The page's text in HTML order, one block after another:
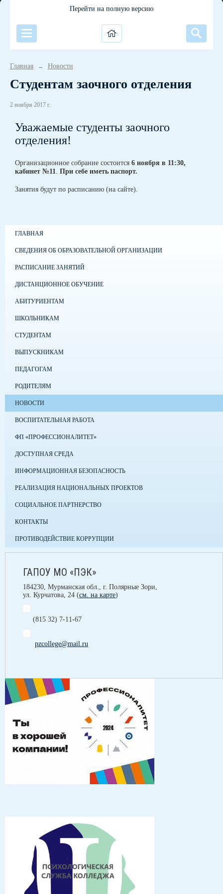
Перейти на полную версию
Главная → Новости
Студентам заочного отделения
2 ноября 2017 г.
Уважаемые студенты заочного
отделения!
Организационное собрание состоится 6 ноября в 11:30,
кабинет №11. При себе иметь паспорт.
Занятия будут по расписанию (на сайте).
ГЛАВНАЯ
СВЕДЕНИЯ ОБ ОБРАЗОВАТЕЛЬНОЙ ОРГАНИЗАЦИИ
РАСПИСАНИЕ ЗАНЯТИЙ
ДИСТАНЦИОННОЕ ОБУЧЕНИЕ
АБИТУРИЕНТАМ
ШКОЛЬНИКАМ
СТУДЕНТАМ
ВЫПУСКНИКАМ
ПЕДАГОГАМ
РОДИТЕЛЯМ
НОВОСТИ
ВОСПИТАТЕЛЬНАЯ РАБОТА
ФП «ПРОФЕССИОНАЛИТЕТ»
ДОСТУПНАЯ СРЕДА
ИНФОРМАЦИОННАЯ БЕЗОПАСНОСТЬ
РЕАЛИЗАЦИЯ НАЦИОНАЛЬНЫХ ПРОЕКТОВ
СОЦИАЛЬНОЕ ПАРТНЕРСТВО
КОНТАКТЫ
ПРОТИВОДЕЙСТВИЕ КОРРУПЦИИ
ГАПОУ МО «ПЭК»
184230, Мурманская обл., г. Полярные Зори,
ул. Курчатова, 24 (см. на карте)
(815 32) 7-11-67
pzcollege@mail.ru